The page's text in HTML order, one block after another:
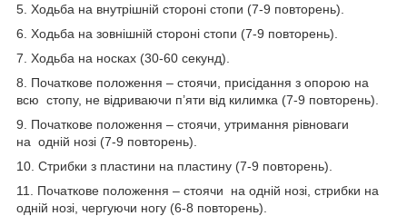
5. Ходьба на внутрішній стороні стопи (7-9 повторень).
6. Ходьба на зовнішній стороні стопи (7-9 повторень).
7. Ходьба на носках (30-60 секунд).
8. Початкове положення – стоячи, присідання з опорою на
всю стопу, не відриваючи п’яти від килимка (7-9 повторень).
9. Початкове положення – стоячи, утримання рівноваги
на одній нозі (7-9 повторень).
10. Стрибки з пластини на пластину (7-9 повторень).
11. Початкове положення – стоячи на одній нозі, стрибки на
одній нозі, чергуючи ногу (6-8 повторень).